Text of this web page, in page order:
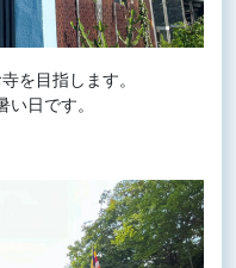
を目指します。
日です。